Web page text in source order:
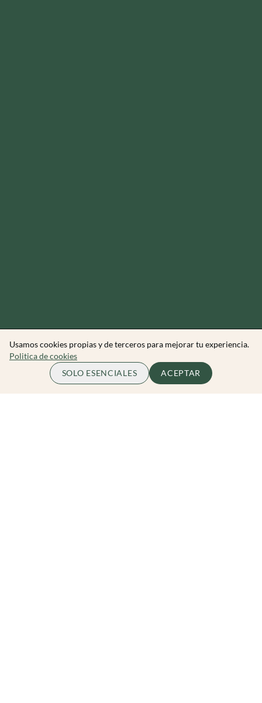
45.00 EUR COMPLETO
Usamos cookies propias y de terceros para mejorar tu experiencia.
Politica de cookies
SOLO ESENCIALES
ACEPTAR